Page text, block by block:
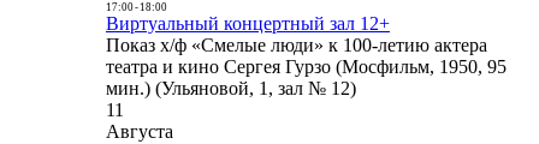
17:00- 18:00
Виртуальный концертный зал 12+
Показ х/ф «Смелые люди» к 100-летию актера
театра и кино Сергея Гурзо (Мосфильм, 1950, 95
мин.) (Ульяновой, 1, зал № 12)
11
Августа